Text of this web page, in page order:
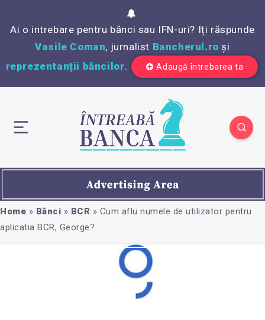
Ai o intrebare pentru bănci sau IFN-uri? Iți răspunde
Vasile Coman, jurnalist Bancherul.ro și
reprezentanții băncilor. Adaugă întrebarea ta
Home » Bănci » BCR » Cum aflu numele de utilizator pentru
aplicatia BCR, George?